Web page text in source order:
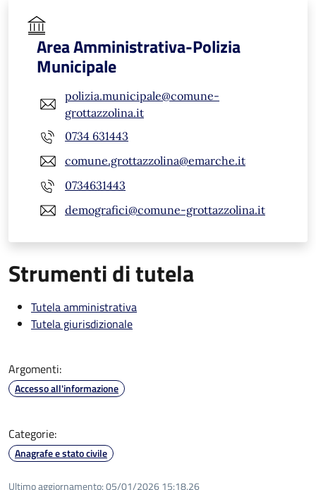
Area Amministrativa-Polizia
Municipale
polizia.municipale@comune-
grottazzolina.it
0734 631443
comune.grottazzolina@emarche.it
0734631443
demografici@comune-grottazzolina.it
Strumenti di tutela
Tutela amministrativa
Tutela giurisdizionale
Argomenti:
Accesso all'informazione
Categorie:
Anagrafe e stato civile
Ultimo aggiornamento:05/01/2026 15:18.26